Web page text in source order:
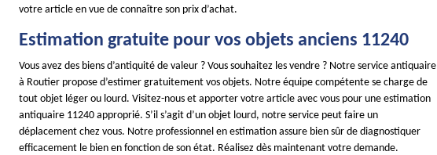
votre article en vue de connaître son prix d’achat.
Estimation gratuite pour vos objets anciens 11240
Vous avez des biens d’antiquité de valeur ? Vous souhaitez les vendre ? Notre service antiquaire
à Routier propose d’estimer gratuitement vos objets. Notre équipe compétente se charge de
tout objet léger ou lourd. Visitez-nous et apporter votre article avec vous pour une estimation
antiquaire 11240 approprié. S’il s’agit d’un objet lourd, notre service peut faire un
déplacement chez vous. Notre professionnel en estimation assure bien sûr de diagnostiquer
efficacement le bien en fonction de son état. Réalisez dès maintenant votre demande.